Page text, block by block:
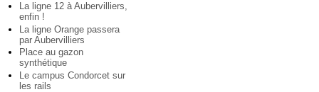
La ligne 12 à Aubervilliers,
enfin !
La ligne Orange passera
par Aubervilliers
Place au gazon
synthétique
Le campus Condorcet sur
les rails